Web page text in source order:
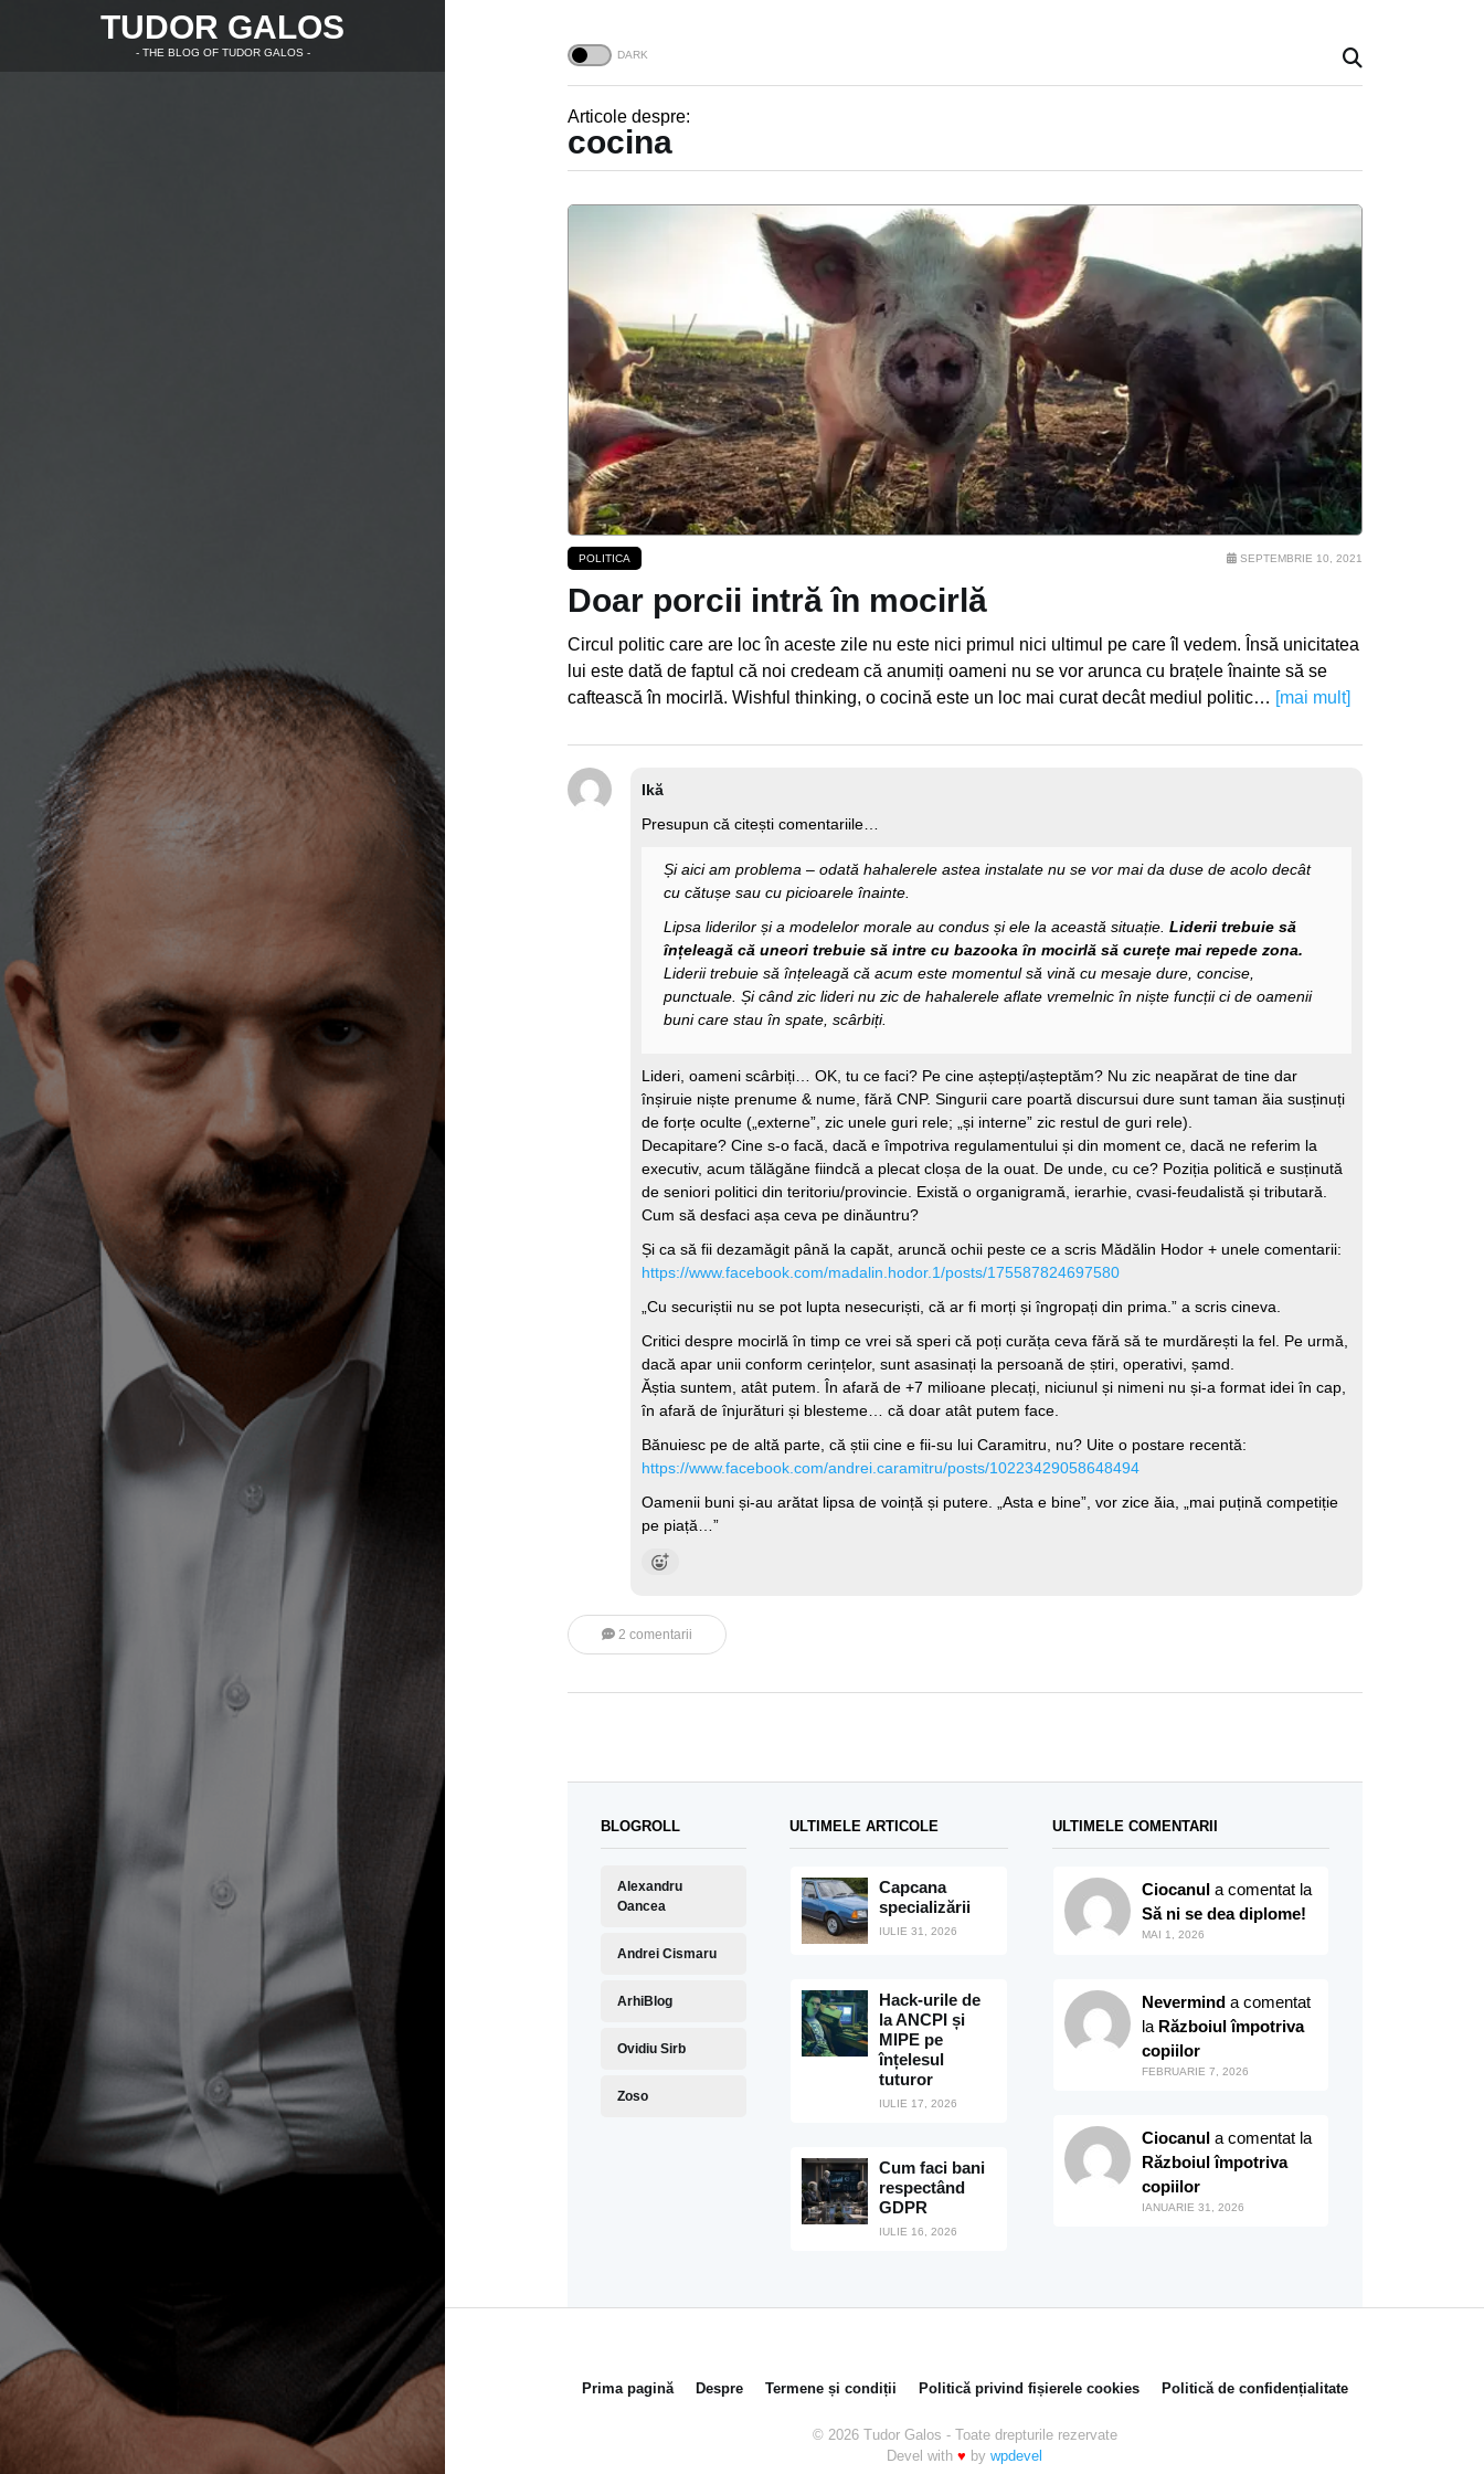
TUDOR GALOS
- THE BLOG OF TUDOR GALOS -
Articole despre:
cocina
POLITICA SEPTEMBRIE 10, 2021
Doar porcii intră în mocirlă
Circul politic care are loc în aceste zile nu este nici primul nici ultimul pe care îl vedem. Însă unicitatea
lui este dată de faptul că noi credeam că anumiți oameni nu se vor arunca cu brațele înainte să se
caftească în mocirlă. Wishful thinking, o cocină este un loc mai curat decât mediul politic… [mai mult]
Ikă
Presupun că citești comentariile…
Și aici am problema – odată hahalerele astea instalate nu se vor mai da duse de acolo decât
cu cătușe sau cu picioarele înainte.
Lipsa liderilor și a modelelor morale au condus și ele la această situație. Liderii trebuie să
înțeleagă că uneori trebuie să intre cu bazooka în mocirlă să curețe mai repede zona.
Liderii trebuie să înțeleagă că acum este momentul să vină cu mesaje dure, concise,
punctuale. Și când zic lideri nu zic de hahalerele aflate vremelnic în niște funcții ci de oamenii
buni care stau în spate, scârbiți.
Lideri, oameni scârbiți… OK, tu ce faci? Pe cine aștepți/așteptăm? Nu zic neapărat de tine dar
înșiruie niște prenume & nume, fără CNP. Singurii care poartă discursui dure sunt taman ăia susținuți
de forțe oculte („externe”, zic unele guri rele; „și interne” zic restul de guri rele).
Decapitare? Cine s-o facă, dacă e împotriva regulamentului și din moment ce, dacă ne referim la
executiv, acum tălăgăne fiindcă a plecat cloșa de la ouat. De unde, cu ce? Poziția politică e susținută
de seniori politici din teritoriu/provincie. Există o organigramă, ierarhie, cvasi-feudalistă și tributară.
Cum să desfaci așa ceva pe dinăuntru?
Și ca să fii dezamăgit până la capăt, aruncă ochii peste ce a scris Mădălin Hodor + unele comentarii:
https://www.facebook.com/madalin.hodor.1/posts/175587824697580
„Cu securiștii nu se pot lupta nesecuriști, că ar fi morți și îngropați din prima.” a scris cineva.
Critici despre mocirlă în timp ce vrei să speri că poți curăța ceva fără să te murdărești la fel. Pe urmă,
dacă apar unii conform cerințelor, sunt asasinați la persoană de știri, operativi, șamd.
Ăștia suntem, atât putem. În afară de +7 milioane plecați, niciunul și nimeni nu și-a format idei în cap,
în afară de înjurături și blesteme… că doar atât putem face.
Bănuiesc pe de altă parte, că știi cine e fii-su lui Caramitru, nu? Uite o postare recentă:
https://www.facebook.com/andrei.caramitru/posts/10223429058648494
Oamenii buni și-au arătat lipsa de voință și putere. „Asta e bine”, vor zice ăia, „mai puțină competiție
pe piață…”
2 comentarii
BLOGROLL
Alexandru
Oancea
Andrei Cismaru
ArhiBlog
Ovidiu Sirb
Zoso
ULTIMELE ARTICOLE
Capcana
specializării
IULIE 31, 2026
Hack-urile de
la ANCPI și
MIPE pe
înțelesul
tuturor
IULIE 17, 2026
Cum faci bani
respectând
GDPR
IULIE 16, 2026
ULTIMELE COMENTARII
Ciocanula comentat la
Să ni se dea diplome!
MAI 1, 2026
Neverminda comentat
la Războiul împotriva
copiilor
FEBRUARIE 7, 2026
Ciocanula comentat la
Războiul împotriva
copiilor
IANUARIE 31, 2026
Prima pagină Despre Termene și condiții Politică privind fișierele cookies Politică de confidențialitate
© 2026 Tudor Galos - Toate drepturile rezervate
Devel with♥ bywpdevel